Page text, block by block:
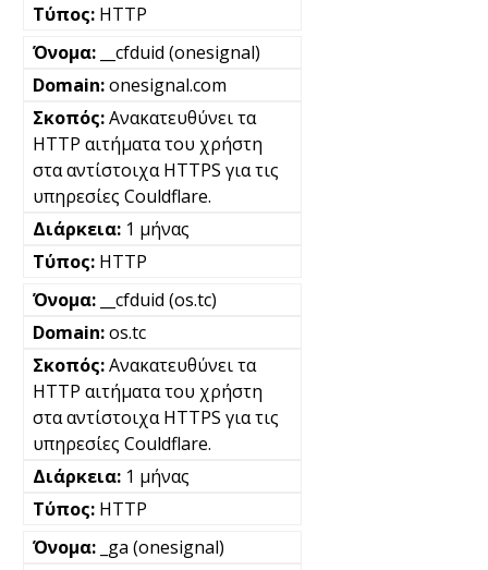
HTTP
__cfduid (onesignal)
onesignal.com
Ανακατευθύνει τα
HTTP αιτήματα του χρήστη
στα αντίστοιχα HTTPS για τις
υπηρεσίες Couldflare.
1 μήνας
HTTP
__cfduid (os.tc)
os.tc
Ανακατευθύνει τα
HTTP αιτήματα του χρήστη
στα αντίστοιχα HTTPS για τις
υπηρεσίες Couldflare.
1 μήνας
HTTP
_ga (onesignal)